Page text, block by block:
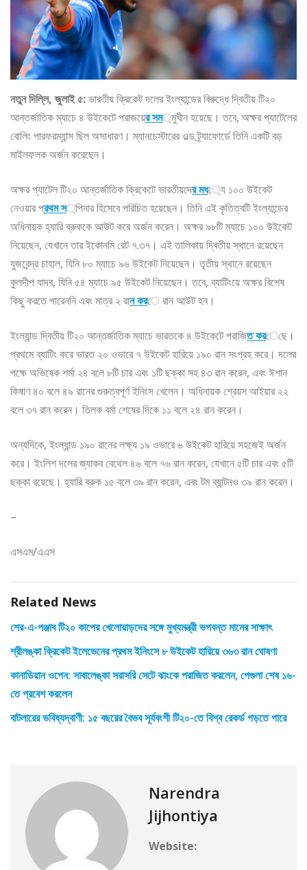
নতুন দিল্লি, জুলাই ৫:ভারতীয় ক্রিকেট দলের ইংল্যান্ডের বিরুদ্ধে দ্বিতীয় টি২০
আন্তর্জাতিক ম্যাচে ৪ উইকেটে পরাজয়ের সম্মুখীন হয়েছে। তবে, অক্ষর প্যাটেলের
বোলিং পারফরম্যান্স ছিল অসাধারণ। ম্যানচেস্টারের ওল্ড ট্র্যাফোর্ডে তিনি একটি বড়
মাইলফলক অর্জন করেছেন।
অক্ষর প্যাটেল টি২০ আন্তর্জাতিক ক্রিকেটে ভারতীয়দের মধ্যে ১০০ উইকেট
নেওয়ার প্রথম স্পিনার হিসেবে পরিচিত হয়েছেন। তিনি এই কৃতিত্বটি ইংল্যান্ডের
অধিনায়ক হ্যারি ব্রুককে আউট করে অর্জন করেন। অক্ষর ৯৮টি ম্যাচে ১০০ উইকেট
নিয়েছেন, যেখানে তার ইকোনমি রেট ৭.৩৭। এই তালিকায় দ্বিতীয় স্থানে রয়েছেন
যুজবেন্দ্র চাহাল, যিনি ৮০ ম্যাচে ৯৬ উইকেট নিয়েছেন। তৃতীয় স্থানে রয়েছেন
কুলদীপ যাদব, যিনি ৫৪ ম্যাচে ৯৫ উইকেট নিয়েছেন। তবে, ব্যাটিংয়ে অক্ষর বিশেষ
কিছু করতে পারেননি এবং মাত্র ২ রান করে রান আউট হন।
ইংল্যান্ড দ্বিতীয় টি২০ আন্তর্জাতিক ম্যাচে ভারতকে ৪ উইকেটে পরাজিত করেছে।
প্রথমে ব্যাটিং করে ভারত ২০ ওভারে ৭ উইকেট হারিয়ে ১৯০ রান সংগ্রহ করে। দলের
পক্ষে অভিষেক শর্মা ২৪ বলে ৮টি চার এবং ১টি ছক্কা সহ ৪৩ রান করেন, এবং ঈশান
কিষাণ ৪০ বলে ৪৯ রানের গুরুত্বপূর্ণ ইনিংস খেলেন। অধিনায়ক শ্রেয়স আইয়ার ২২
বলে ৩৭ রান করেন। তিলক বর্মা শেষের দিকে ১১ বলে ২৪ রান করেন।
অন্যদিকে, ইংল্যান্ড ১৯০ রানের লক্ষ্য ১৯ ওভারে ৬ উইকেট হারিয়ে সহজেই অর্জন
করে। ইংলিশ দলের জ্যাকব বেথেল ৪৬ বলে ৭৬ রান করেন, যেখানে ৫টি চার এবং ৫টি
ছক্কা রয়েছে। হ্যারি ব্রুক ১৫ বলে ৩৯ রান করেন, এবং টম ব্যান্টনও ৩৯ রান করেন।
–
এসএম/এএস
Related News
শের-এ-পঞ্জাব টি২০ কাপের খেলোয়াড়দের সঙ্গে মুখ্যমন্ত্রী ভগবন্ত মানের সাক্ষাৎ
শ্রীলঙ্কা ক্রিকেট ইলেভেনের প্রথম ইনিংসে ৮ উইকেট হারিয়ে ৩৬৩ রান ঘোষণা
কানাডিয়ান ওপেন: সাবালেঙ্কা সরাসরি সেটে ঝাংকে পরাজিত করলেন, পেগুলা শেষ ১৬-
তে প্রবেশ করলেন
বাটলারের ভবিষ্যদ্বাণী: ১৫ বছরের বৈভব সূর্যবংশী টি২০-তে বিশ্ব রেকর্ড গড়তে পারে
Narendra
Jijhontiya
Website: